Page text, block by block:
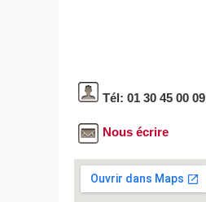
Tél: 01 30 45 00 09
Nous écrire